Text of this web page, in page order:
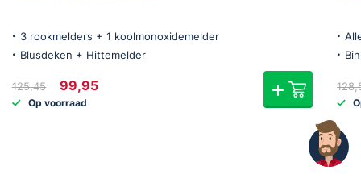
3 rookmelders + 1 koolmonoxidemelder
Blusdeken + Hittemelder
125,45
Oorspronkelijke
prijs
was:
99,95
Op voorraad